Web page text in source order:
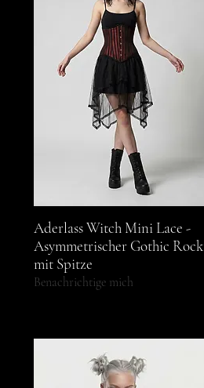
Schnellansicht
Aderlass Witch Mini Lace -
Asymmetrischer Gothic Rock
mit Spitze
Benachrichtige mich